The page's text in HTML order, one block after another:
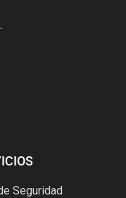
Seguridad